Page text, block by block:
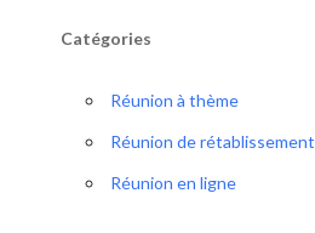
Catégories
Réunion à thème
Réunion de rétablissement
Réunion en ligne